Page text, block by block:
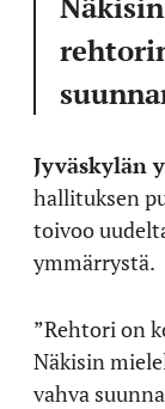
Jyväskylän
hallituksen
toivoo
ymmärrystä.
”Rehtori on
Näkisin
vahva